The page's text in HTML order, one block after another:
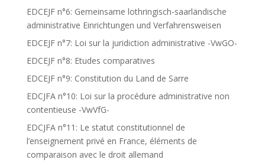
EDCEJF n°6: Gemeinsame lothringisch-saarländische
administrative Einrichtungen und Verfahrensweisen
EDCEJF n°7: Loi sur la juridiction administrative -VwGO-
EDCEJF n°8: Etudes comparatives
EDCEJF n°9: Constitution du Land de Sarre
EDCJFA n°10: Loi sur la procédure administrative non
contentieuse -VwVfG-
EDCJFA n°11: Le statut constitutionnel de
l’enseignement privé en France, éléments de
comparaison avec le droit allemand